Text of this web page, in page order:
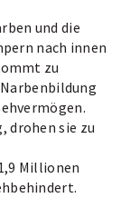
und die
nach innen
zu
drohen sie zu
Millionen